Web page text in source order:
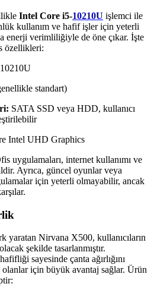
Intel Core i5-10210U işlemci ile
kullanım ve hafif işler için yeterli
enerji verimliliğiyle de öne çıkar. İşte
özellikleri:
standart)
SATA SSD veya HDD, kullanıcı
Intel UHD Graphics
uygulamaları, internet kullanımı ve
Ayrıca, güncel oyunlar veya
için yeterli olmayabilir, ancak
yaratan Nirvana X500, kullanıcıların
şekilde tasarlanmıştır.
sayesinde çanta ağırlığını
olanlar için büyük avantaj sağlar. Ürün